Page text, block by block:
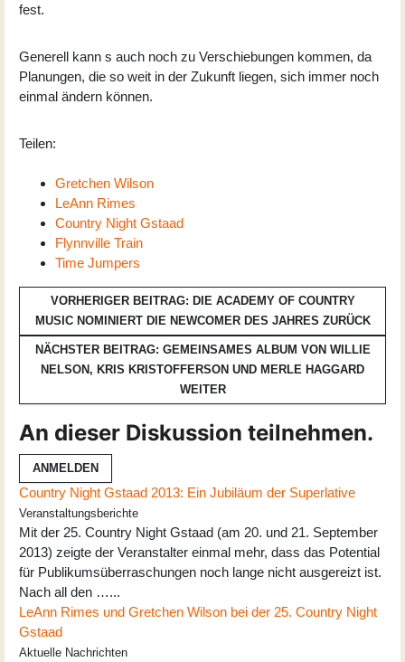
fest.
Generell kann s auch noch zu Verschiebungen kommen, da
Planungen, die so weit in der Zukunft liegen, sich immer noch
einmal ändern können.
Teilen:
Gretchen Wilson
LeAnn Rimes
Country Night Gstaad
Flynnville Train
Time Jumpers
VORHERIGER BEITRAG: DIE ACADEMY OF COUNTRY
MUSIC NOMINIERT DIE NEWCOMER DES JAHRES ZURÜCK
NÄCHSTER BEITRAG: GEMEINSAMES ALBUM VON WILLIE
NELSON, KRIS KRISTOFFERSON UND MERLE HAGGARD
WEITER
An dieser Diskussion teilnehmen.
ANMELDEN
Country Night Gstaad 2013: Ein Jubiläum der Superlative
Veranstaltungsberichte
Mit der 25. Country Night Gstaad (am 20. und 21. September
2013) zeigte der Veranstalter einmal mehr, dass das Potential
für Publikumsüberraschungen noch lange nicht ausgereizt ist.
Nach all den …...
LeAnn Rimes und Gretchen Wilson bei der 25. Country Night
Gstaad
Aktuelle Nachrichten